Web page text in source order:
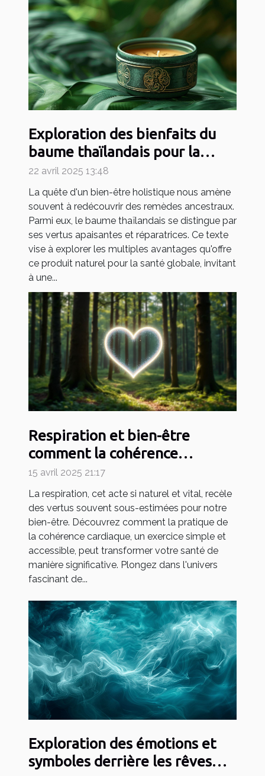
Exploration des bienfaits du
baume thaïlandais pour la
santé globale
22 avril 2025 13:48
La quête d'un bien-être holistique nous amène
souvent à redécouvrir des remèdes ancestraux.
Parmi eux, le baume thaïlandais se distingue par
ses vertus apaisantes et réparatrices. Ce texte
vise à explorer les multiples avantages qu'offre
ce produit naturel pour la santé globale, invitant
à une...
Respiration et bien-être
comment la cohérence
cardiaque améliore la santé
globale
15 avril 2025 21:17
La respiration, cet acte si naturel et vital, recèle
des vertus souvent sous-estimées pour notre
bien-être. Découvrez comment la pratique de
la cohérence cardiaque, un exercice simple et
accessible, peut transformer votre santé de
manière significative. Plongez dans l'univers
fascinant de...
Exploration des émotions et
symboles derrière les rêves